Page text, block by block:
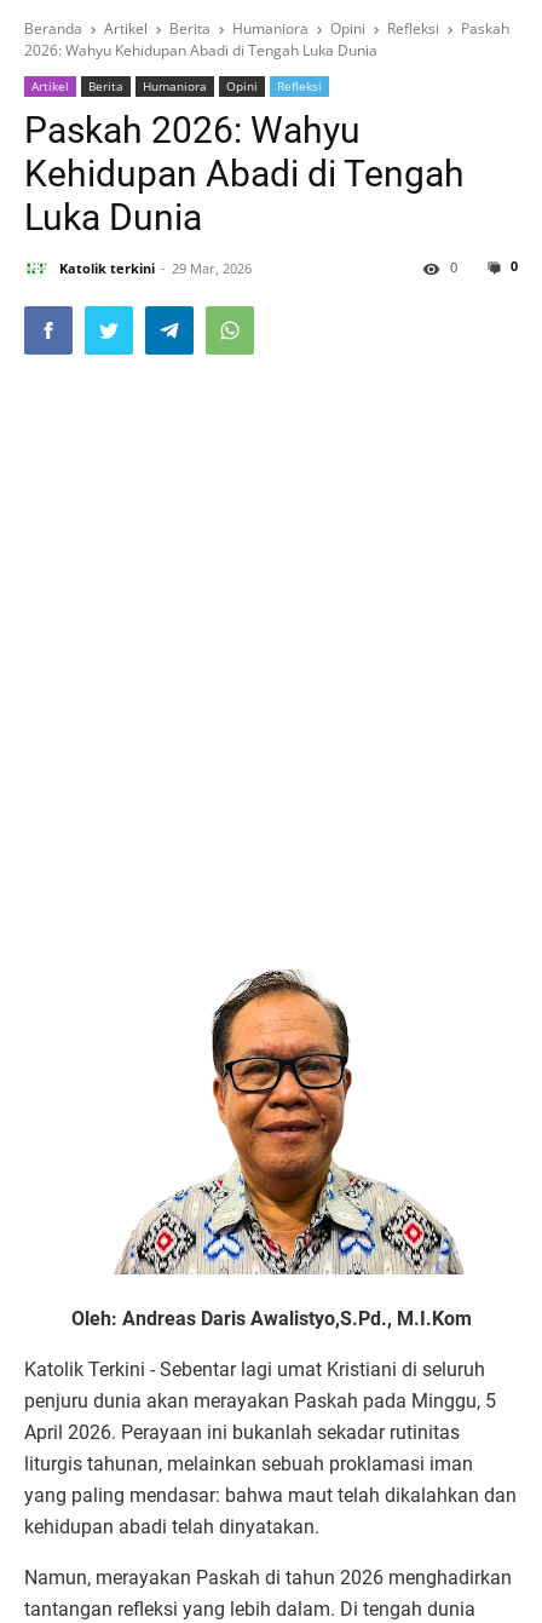
Beranda Artikel Berita Humaniora Opini Refleksi
Paskah
2026: Wahyu Kehidupan Abadi di Tengah Luka Dunia
Artikel Berita Humaniora Opini Refleksi
Paskah 2026: Wahyu
Kehidupan Abadi di Tengah
Luka Dunia
Katolik terkini 29 Mar, 2026 0
0
Oleh: Andreas Daris Awalistyo,S.Pd., M.I.Kom
Katolik Terkini - Sebentar lagi umat Kristiani di seluruh
penjuru dunia akan merayakan Paskah pada Minggu, 5
April 2026. Perayaan ini bukanlah sekadar rutinitas
liturgis tahunan, melainkan sebuah proklamasi iman
yang paling mendasar: bahwa maut telah dikalahkan dan
kehidupan abadi telah dinyatakan.
Namun, merayakan Paskah di tahun 2026 menghadirkan
tantangan refleksi yang lebih dalam. Di tengah dunia